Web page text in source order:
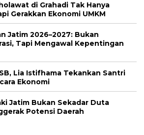
di Grahadi Tak Hanya
Gerakkan Ekonomi UMKM
Jatim 2026–2027: Bukan
Tapi Mengawal Kepentingan
Lia Istifhama Tekankan Santri
Ekonomi
Jatim Bukan Sekadar Duta
Potensi Daerah